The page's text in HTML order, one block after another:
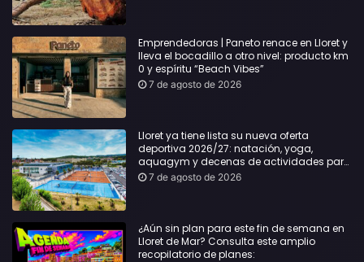
Emprendedoras | Paneto renace en Lloret y
lleva el bocadillo a otro nivel: producto km
0 y espíritu “Beach Vibes”
7 de agosto de 2026
Lloret ya tiene lista su nueva oferta
deportiva 2026/27: natación, yoga,
aquagym y decenas de actividades para
todas las edades
7 de agosto de 2026
¿Aún sin plan para este fin de semana en
Lloret de Mar? Consulta este amplio
recopilatorio de planes: